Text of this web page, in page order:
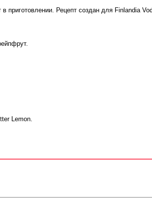
в приготовлении. Рецепт создан для Finlandia
Lemon.